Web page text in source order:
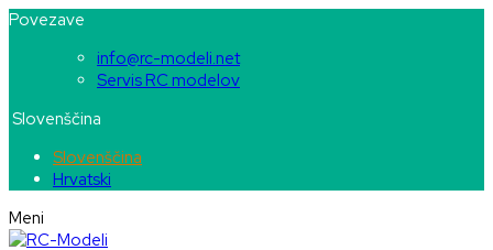
Povezave
info@rc-modeli.net
Servis RC modelov
Slovenščina
Slovenščina
Hrvatski
Meni